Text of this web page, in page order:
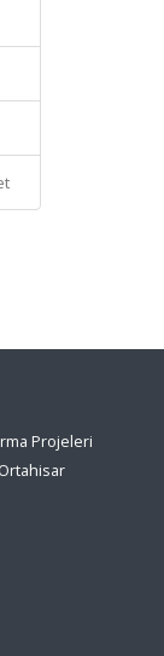
Projeleri